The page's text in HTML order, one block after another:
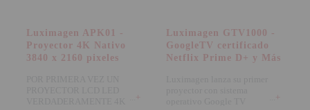
PROYECTOR PARA CINE EN
CASA
Luximagen APK01 -
Proyector 4K Nativo
3840 x 2160 pixeles
+
Luximagen GTV1000 -
GoogleTV certificado
Netflix Prime D+ y Más
+